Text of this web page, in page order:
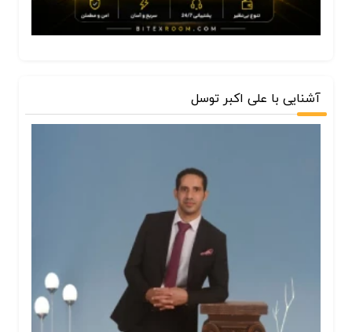
آشنایی با علی اکبر توسل